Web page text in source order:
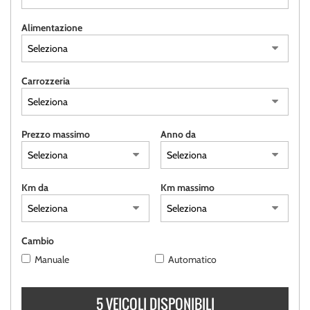
Alimentazione
Carrozzeria
Prezzo massimo Anno da
Km da Km massimo
Cambio
Manuale
Automatico
5 VEICOLI DISPONIBILI
adottiamo
per
offrire
funzionalità
svolgere
le
attività
seguito
descritte.
Per
ottenere
maggiori
informazioni
sull'utilità